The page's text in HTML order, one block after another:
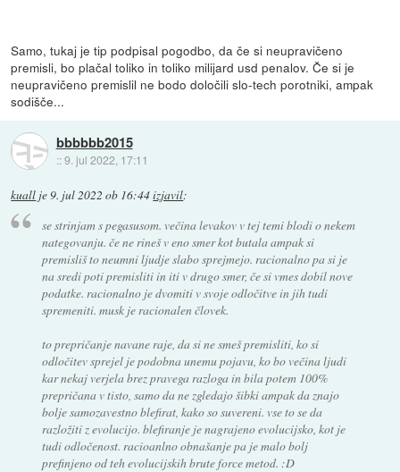
Samo, tukaj je tip podpisal pogodbo, da če si neupravičeno
premisli, bo plačal toliko in toliko milijard usd penalov. Če si je
neupravičeno premislil ne bodo določili slo-tech porotniki, ampak
sodišče...
bbbbbb2015
::9. jul 2022, 17:11
kuall je9. jul 2022 ob 16:44izjavil:
se strinjam s pegasusom. večina levakov v tej temi blodi o nekem
nategovanju. če ne rineš v eno smer kot butala ampak si
premisliš to neumni ljudje slabo sprejmejo. racionalno pa si je
na sredi poti premisliti in iti v drugo smer, če si vmes dobil nove
podatke. racionalno je dvomiti v svoje odločitve in jih tudi
spremeniti. musk je racionalen človek.
to prepričanje navane raje, da si ne smeš premisliti, ko si
odločitev sprejel je podobna unemu pojavu, ko bo večina ljudi
kar nekaj verjela brez pravega razloga in bila potem 100%
prepričana v tisto, samo da ne zgledajo šibki ampak da znajo
bolje samozavestno blefirat, kako so suvereni. vse to se da
razložiti z evolucijo. blefiranje je nagrajeno evolucijsko, kot je
tudi odločenost. racioanlno obnašanje pa je malo bolj
prefinjeno od teh evolucijskih brute force metod. :D